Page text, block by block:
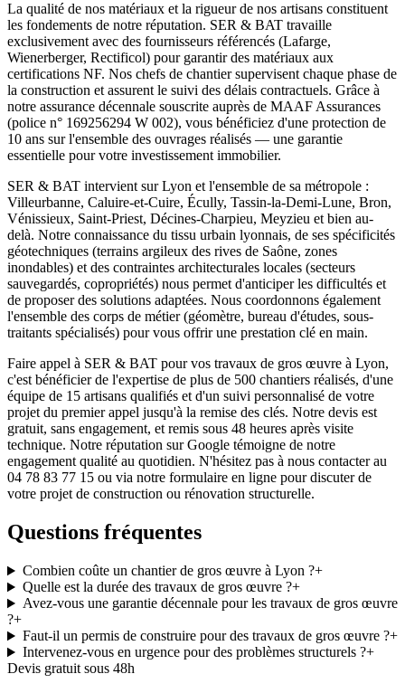
La qualité de nos matériaux et la rigueur de nos artisans constituent
les fondements de notre réputation. SER & BAT travaille
exclusivement avec des fournisseurs référencés (Lafarge,
Wienerberger, Rectificol) pour garantir des matériaux aux
certifications NF. Nos chefs de chantier supervisent chaque phase de
la construction et assurent le suivi des délais contractuels. Grâce à
notre assurance décennale souscrite auprès de MAAF Assurances
(police n° 169256294 W 002), vous bénéficiez d'une protection de
10 ans sur l'ensemble des ouvrages réalisés — une garantie
essentielle pour votre investissement immobilier.
SER & BAT intervient sur Lyon et l'ensemble de sa métropole :
Villeurbanne, Caluire-et-Cuire, Écully, Tassin-la-Demi-Lune, Bron,
Vénissieux, Saint-Priest, Décines-Charpieu, Meyzieu et bien au-
delà. Notre connaissance du tissu urbain lyonnais, de ses spécificités
géotechniques (terrains argileux des rives de Saône, zones
inondables) et des contraintes architecturales locales (secteurs
sauvegardés, copropriétés) nous permet d'anticiper les difficultés et
de proposer des solutions adaptées. Nous coordonnons également
l'ensemble des corps de métier (géomètre, bureau d'études, sous-
traitants spécialisés) pour vous offrir une prestation clé en main.
Faire appel à SER & BAT pour vos travaux de gros œuvre à Lyon,
c'est bénéficier de l'expertise de plus de 500 chantiers réalisés, d'une
équipe de 15 artisans qualifiés et d'un suivi personnalisé de votre
projet du premier appel jusqu'à la remise des clés. Notre devis est
gratuit, sans engagement, et remis sous 48 heures après visite
technique. Notre réputation sur Google témoigne de notre
engagement qualité au quotidien. N'hésitez pas à nous contacter au
04 78 83 77 15 ou via notre formulaire en ligne pour discuter de
votre projet de construction ou rénovation structurelle.
Questions fréquentes
Combien coûte un chantier de gros œuvre à Lyon ?+
Quelle est la durée des travaux de gros œuvre ?+
Avez-vous une garantie décennale pour les travaux de gros œuvre
?+
Faut-il un permis de construire pour des travaux de gros œuvre ?+
Intervenez-vous en urgence pour des problèmes structurels ?+
Devis gratuit sous 48h